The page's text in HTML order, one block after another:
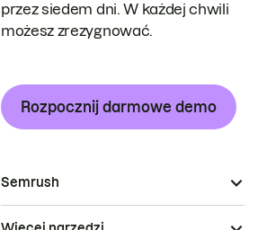
przez siedem dni. W każdej chwili
możesz zrezygnować.
Rozpocznij darmowe demo
Semrush